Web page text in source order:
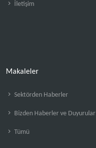
İletişim
Makaleler
Sektörden Haberler
Bizden Haberler ve Duyurular
Tümü